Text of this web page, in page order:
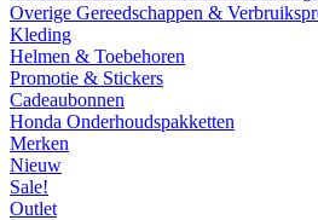
Overige Gereedschappen &
Kleding
Helmen & Toebehoren
Promotie & Stickers
Cadeaubonnen
Honda Onderhoudspakketten
Merken
Nieuw
Sale!
Outlet